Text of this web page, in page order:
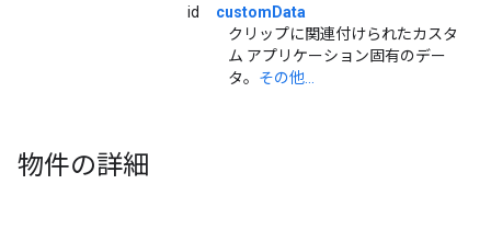
id
customData
クリップに関連付けられたカスタ
ム アプリケーション固有のデー
タ。 その他...
物件の詳細